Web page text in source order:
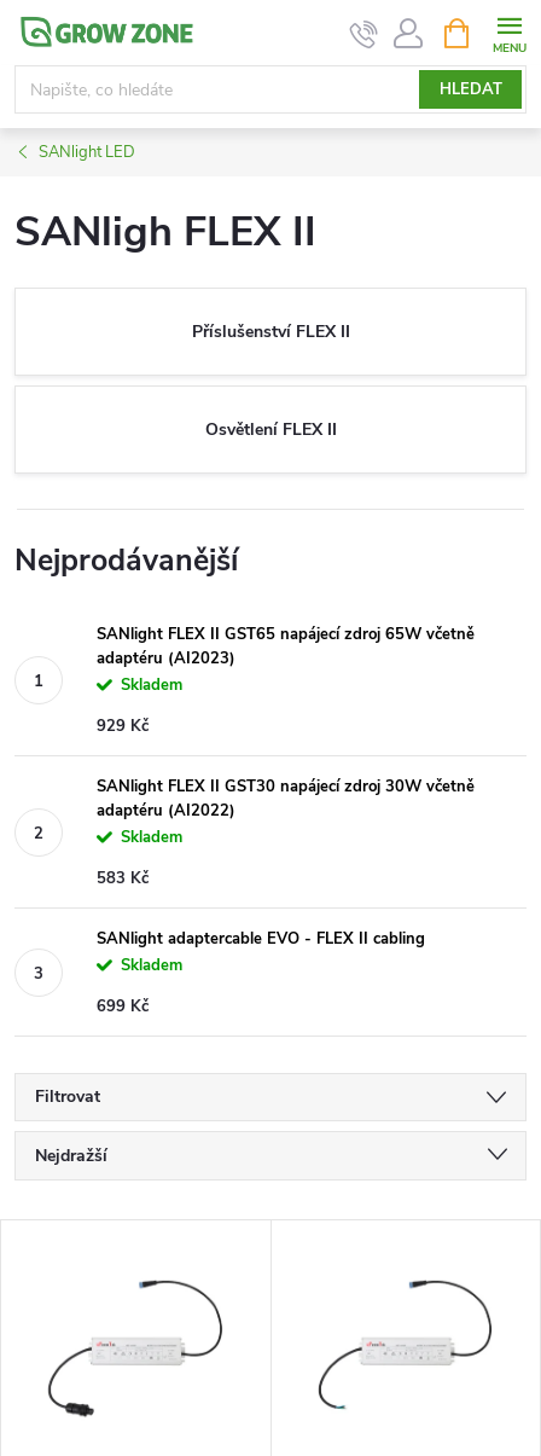
Přejít
obsah
HLEDAT
NÁKUPNÍ
KOŠÍK
SANlight LED
SANligh FLEX II
Příslušenství FLEX II
Osvětlení FLEX II
Nejprodávanější
SANlight FLEX II GST65 napájecí zdroj 65W včetně
adaptéru (AI2023)
Skladem
929 Kč
SANlight FLEX II GST30 napájecí zdroj 30W včetně
adaptéru (AI2022)
Skladem
583 Kč
SANlight adaptercable EVO - FLEX II cabling
Skladem
699 Kč
Filtrovat
Ř
a
Nejdražší